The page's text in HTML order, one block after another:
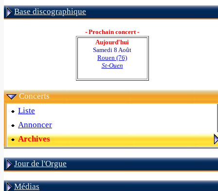
Base discographique
- Prochain concert -
Aujourd'hui
Samedi 8 Août
Rouen (76)
St-Ouen
Concerts
Liste
Annoncer
Archives
Jour de l'Orgue
Médias